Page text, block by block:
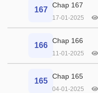
167
Chap 167
17-01-2025
166
Chap 166
11-01-2025
165
Chap 165
04-01-2025